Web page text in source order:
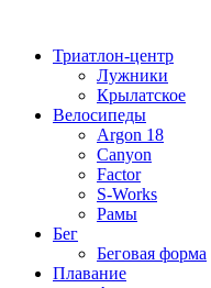
содержимому
Триатлон-центр
Лужники
Крылатское
Велосипеды
Argon 18
Canyon
Factor
S-Works
Рамы
Бег
Беговая форма
Плавание